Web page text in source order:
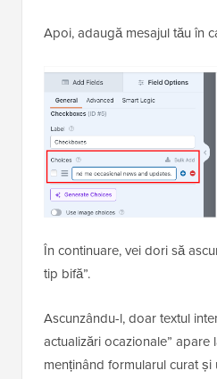
Apoi, adaugă mesajul tău în
În continuare, vei dori să
tip bifă”.
Ascunzându-l, doar textul
actualizări ocazionale” apare
menținând formularul curat